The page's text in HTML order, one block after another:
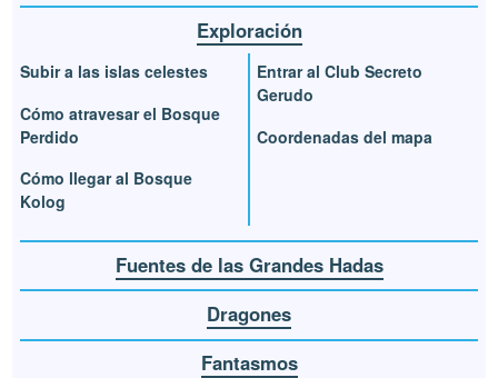
Exploración
Subir a las islas celestes
Cómo atravesar el Bosque
Perdido
Cómo llegar al Bosque
Kolog
Entrar al Club Secreto
Gerudo
Coordenadas del mapa
Fuentes de las Grandes Hadas
Dragones
Fantasmos